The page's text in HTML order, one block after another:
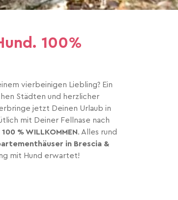
100%
vierbeinigen Liebling? Ein
Städten und herzlicher
jetzt Deinen Urlaub in
mit Deiner Fellnase nach
100 % WILLKOMMEN. Alles rund
in Brescia &
mit Hund erwartet!